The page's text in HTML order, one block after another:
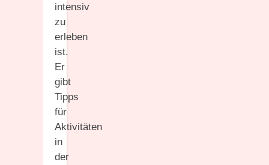
intensiv
zu
erleben
ist.
Er
gibt
Tipps
für
Aktivitäten
in
der